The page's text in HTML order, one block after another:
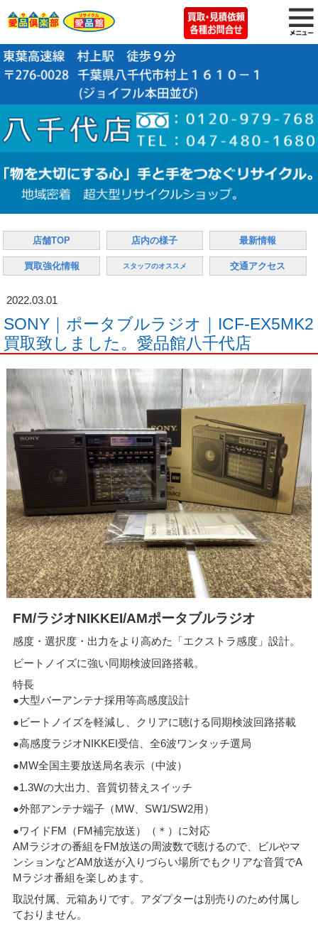
店舗TOP 店内の様子 最新情報
買取強化情報 スタッフのオススメ 交通アクセス
2022.03.01
SONY｜ポータブルラジオ｜ICF-EX5MK2
買取致しました。愛品館八千代店
FM/ラジオNIKKEI/AMポータブルラジオ
感度・選択度・出力をより高めた「エクストラ感度」設計。
ビートノイズに強い同期検波回路搭載。
特長
●大型バーアンテナ採用等高感度設計
●ビートノイズを軽減し、クリアに聴ける同期検波回路搭載
●高感度ラジオNIKKEI受信、全6波ワンタッチ選局
●MW全国主要放送局名表示（中波）
●1.3Wの大出力、音質切替えスイッチ
●外部アンテナ端子（MW、SW1/SW2用）
●ワイドFM（FM補完放送）（＊）に対応
AMラジオの番組をFM放送の周波数で聴けるので、ビルやマ
ンションなどAM放送が入りづらい場所でもクリアな音質でA
Mラジオ番組を楽しめます。
取説付属、元箱ありです。アダプターは別売りのため付属し
ておりません。